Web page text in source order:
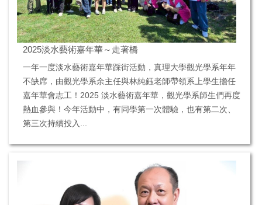
2025淡水藝術嘉年華～走著橋
一年一度淡水藝術嘉年華踩街活動，真理大學觀光學系年年
不缺席，由觀光學系余主任與林純鈺老師帶領系上學生擔任
嘉年華會志工！2025 淡水藝術嘉年華，觀光學系師生們再度
熱血參與！今年活動中，有同學第一次體驗，也有第二次、
第三次持續投入...